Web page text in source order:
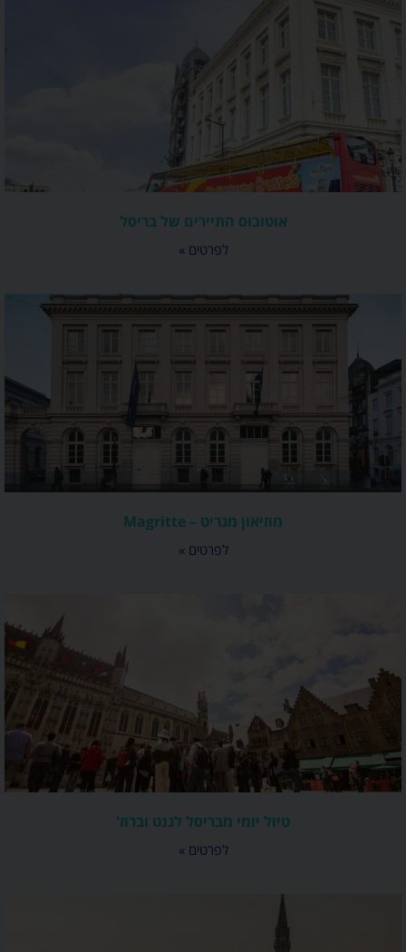
אוטובוס התיירים של בריסל
לפרטים »
מוזיאון מגריט – Magritte
לפרטים »
טיול יומי מבריסל לגנט וברוז'
לפרטים »